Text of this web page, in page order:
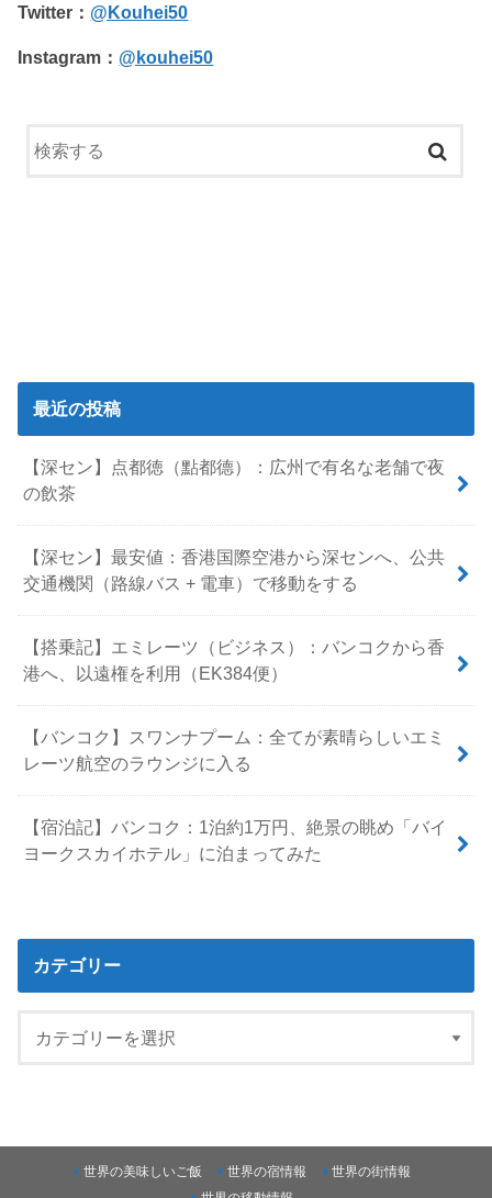
Twitter： @Kouhei50
Instagram： @kouhei50
最近の投稿
【深セン】点都徳（點都德）：広州で有名な老舗で夜
の飲茶
【深セン】最安値：香港国際空港から深センへ、公共
交通機関（路線バス + 電車）で移動をする
【搭乗記】エミレーツ（ビジネス）：バンコクから香
港へ、以遠権を利用（EK384便）
【バンコク】スワンナプーム：全てが素晴らしいエミ
レーツ航空のラウンジに入る
【宿泊記】バンコク：1泊約1万円、絶景の眺め「バイ
ヨークスカイホテル」に泊まってみた
カテゴリー
世界の美味しいご飯 世界の宿情報
世界の街情報